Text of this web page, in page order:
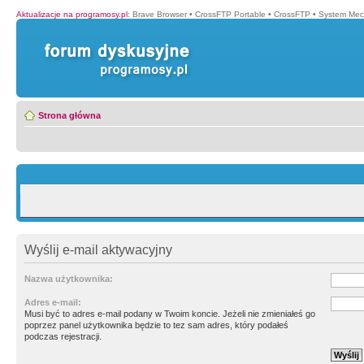
Aktualizacje na programosy.pl: Brave Browser • CrossFTP Portable • CrossFTP • System
Strona główna
Wyślij e-mail aktywacyjny
Nazwa użytkownika:
Adres e-mail:
Musi być to adres e-mail podany w Twoim koncie. Jeżeli nie zmieniałeś go
poprzez panel użytkownika będzie to tez sam adres, który podałeś
podczas rejestracji.